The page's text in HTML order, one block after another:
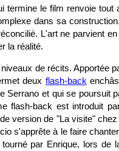
termine le film renvoie tout
dans sa
L'art ne parvient
la réalité.
de récits. Apportée
deux flash-back
Serrano et qui se poursuit
flash-back est introduit
version de "La visite"
s'apprête à le faire
par Enrique, lors de